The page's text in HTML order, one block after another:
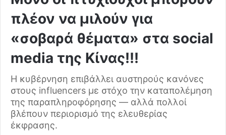
πλέον να μιλούν για
«σοβαρά θέματα» στα social
media της Κίνας!!!
Η κυβέρνηση επιβάλλει αυστηρούς κανόνες
στους influencers με στόχο την καταπολέμηση
της παραπληροφόρησης — αλλά πολλοί
βλέπουν περιορισμό της ελευθερίας
έκφρασης.